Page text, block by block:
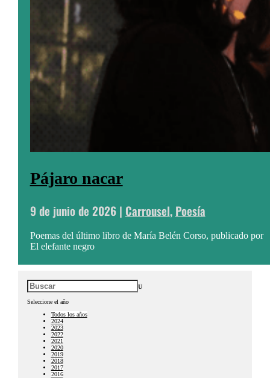
Pájaro nacar
9 de junio de 2026| Carrousel, Poesía
Poemas del último libro de María Belén Corso, publicado por
El elefante negro
U
Seleccione el año
Todos los años
2024
2023
2022
2021
2020
2019
2018
2017
2016